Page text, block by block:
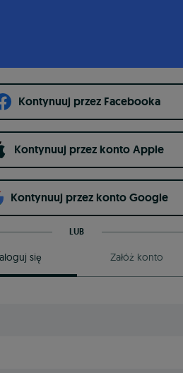
Kontynuuj przez Facebooka
Kontynuuj przez konto Apple
Kontynuuj przez konto Google
LUB
się Załóż konto